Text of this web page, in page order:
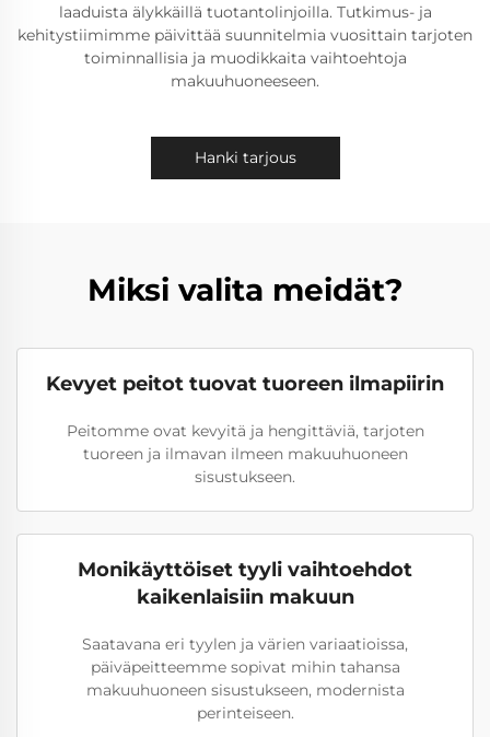
laaduista älykkäillä tuotantolinjoilla. Tutkimus- ja
kehitystiimimme päivittää suunnitelmia vuosittain tarjoten
toiminnallisia ja muodikkaita vaihtoehtoja
makuuhuoneeseen.
Hanki tarjous
Miksi valita meidät?
Kevyet peitot tuovat tuoreen ilmapiirin
Peitomme ovat kevyitä ja hengittäviä, tarjoten
tuoreen ja ilmavan ilmeen makuuhuoneen
sisustukseen.
Monikäyttöiset tyyli vaihtoehdot
kaikenlaisiin makuun
Saatavana eri tyylen ja värien variaatioissa,
päiväpeitteemme sopivat mihin tahansa
makuuhuoneen sisustukseen, modernista
perinteiseen.